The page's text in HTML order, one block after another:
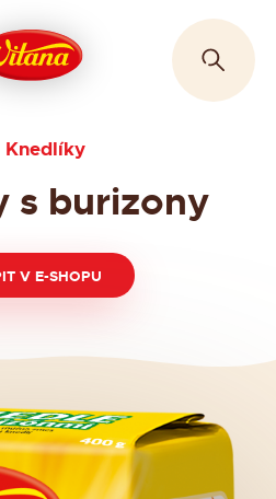
Knedlíky
s burizony
V E-SHOPU